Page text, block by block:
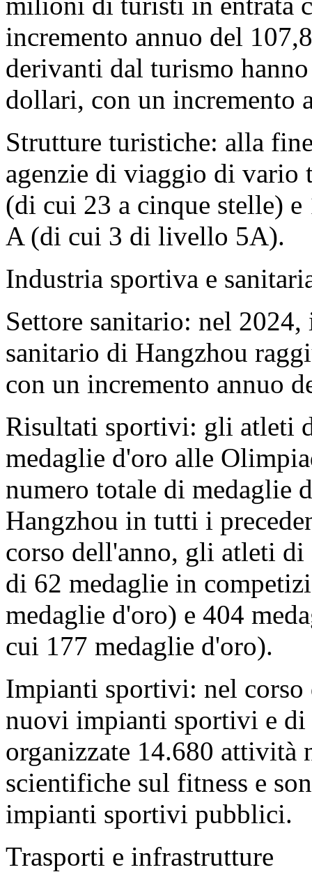
incremento annuo del
derivanti dal turismo
dollari, con un incremento
Strutture turistiche: alla
agenzie di viaggio di vario
(di cui 23 a cinque stelle)
A (di cui 3 di livello 5A).
Industria sportiva e
Settore sanitario: nel
sanitario di Hangzhou
con un incremento annuo
Risultati sportivi: gli atleti
medaglie d'oro alle
numero totale di medaglie
Hangzhou in tutti i
corso dell'anno, gli atleti
di 62 medaglie in
medaglie d'oro) e 404
cui 177 medaglie d'oro).
Impianti sportivi: nel
nuovi impianti sportivi e di
organizzate 14.680 attività
scientifiche sul fitness e
impianti sportivi pubblici.
Trasporti e infrastrutture